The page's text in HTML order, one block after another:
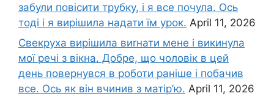
забули повісити трубку, і я все почула. Ось
тоді і я вирішила надати їм урок. April 11, 2026
Свекруха вирішила виrнати мене і викинула
мої речі з вікна. Добре, що чоловік в цей
день повернувся в роботи раніше і побачив
все. Ось як він вчинив з матір’ю. April 11, 2026